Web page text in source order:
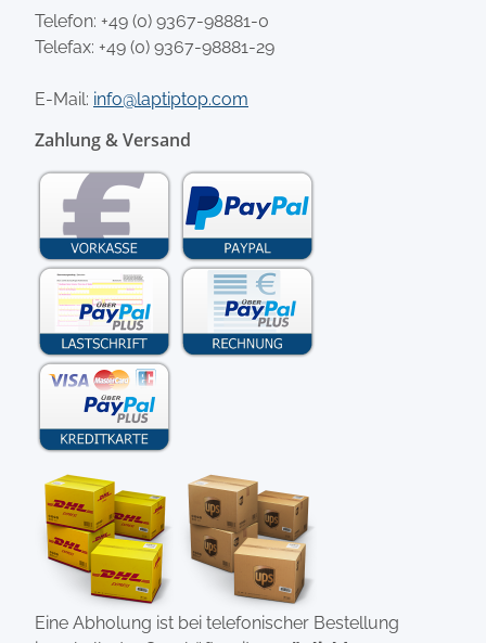
Telefon: +49 (0) 9367-98881-0
Telefax: +49 (0) 9367-98881-29
E-Mail: info@laptiptop.com
Zahlung & Versand
Eine Abholung ist bei telefonischer Bestellung